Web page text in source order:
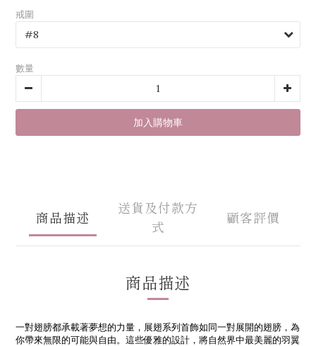
戒圍
數量
加入購物車
商品描述
送貨及付款方
式
顧客評價
商品描述
一對翅膀都承載著夢想的力量，展翅系列首飾如同一對展開的翅膀，為
你帶來無限的可能與自由。這些優雅的設計，將自然界中最美麗的羽翼